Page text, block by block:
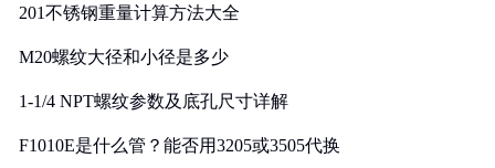
201不锈钢重量计算方法大全
M20螺纹大径和小径是多少
1-1/4 NPT螺纹参数及底孔尺寸详解
F1010E是什么管？能否用3205或3505代换